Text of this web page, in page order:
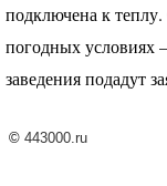
подключена к
погодных условиях
заведения подадут
© 443000.ru